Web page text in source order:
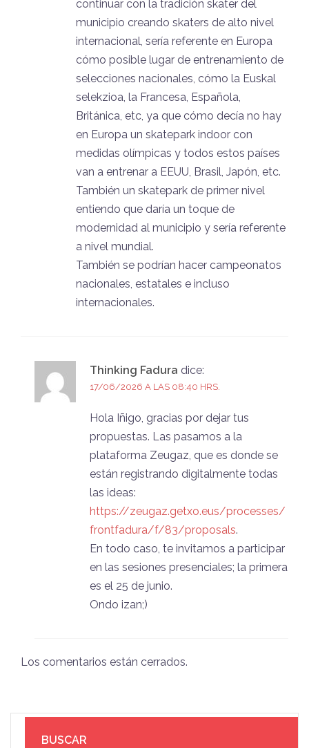
continuar con la tradición skater del
municipio creando skaters de alto nivel
internacional, sería referente en Europa
cómo posible lugar de entrenamiento de
selecciones nacionales, cómo la Euskal
selekzioa, la Francesa, Española,
Británica, etc, ya que cómo decía no hay
en Europa un skatepark indoor con
medidas olímpicas y todos estos países
van a entrenar a EEUU, Brasil, Japón, etc.
También un skatepark de primer nivel
entiendo que daría un toque de
modernidad al municipio y sería referente
a nivel mundial.
También se podrían hacer campeonatos
nacionales, estatales e incluso
internacionales.
Thinking Fadura dice:
17/06/2026 A LAS 08:40 HRS.
Hola Iñigo, gracias por dejar tus
propuestas. Las pasamos a la
plataforma Zeugaz, que es donde se
están registrando digitalmente todas
las ideas:
https://zeugaz.getxo.eus/processes/
frontfadura/f/83/proposals.
En todo caso, te invitamos a participar
en las sesiones presenciales; la primera
es el 25 de junio.
Ondo izan;)
Los comentarios están cerrados.
BUSCAR